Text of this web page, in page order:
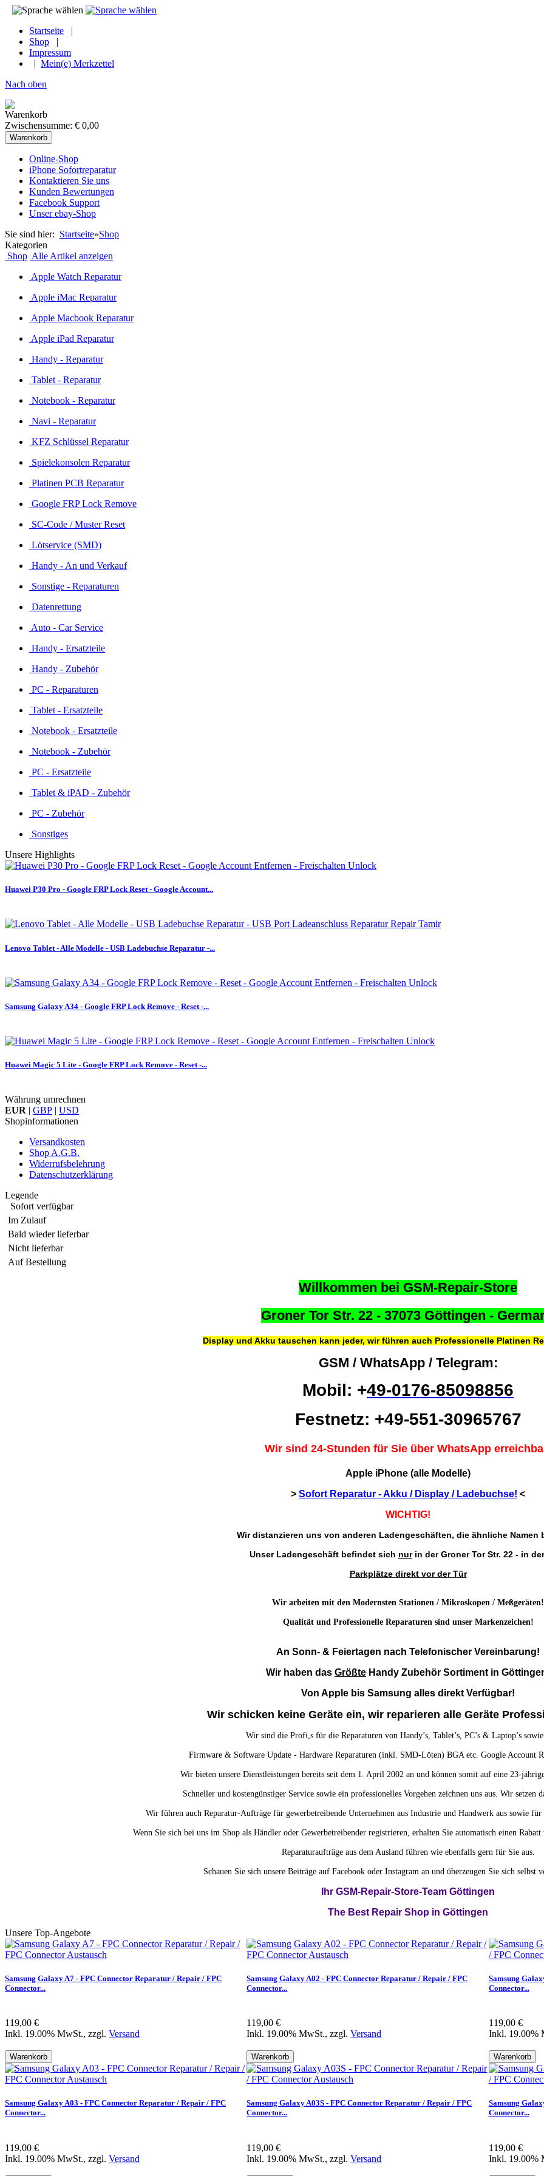
Startseite |
Shop |
Impressum
| Mein(e) Merkzettel
Nach oben
Warenkorb
Zwischensumme: € 0,00
Warenkorb
Online-Shop
iPhone Sofortreparatur
Kontaktieren Sie uns
Kunden Bewertungen
Facebook Support
Unser ebay-Shop
Sie sind hier: Startseite»Shop
Kategorien
Shop Alle Artikel anzeigen
Apple Watch Reparatur
Apple iMac Reparatur
Apple Macbook Reparatur
Apple iPad Reparatur
Handy - Reparatur
Tablet - Reparatur
Notebook - Reparatur
Navi - Reparatur
KFZ Schlüssel Reparatur
Spielekonsolen Reparatur
Platinen PCB Reparatur
Google FRP Lock Remove
SC-Code / Muster Reset
Lötservice (SMD)
Handy - An und Verkauf
Sonstige - Reparaturen
Datenrettung
Auto - Car Service
Handy - Ersatzteile
Handy - Zubehör
PC - Reparaturen
Tablet - Ersatzteile
Notebook - Ersatzteile
Notebook - Zubehör
PC - Ersatzteile
Tablet & iPAD - Zubehör
PC - Zubehör
Sonstiges
Unsere Highlights
Huawei P30 Pro - Google FRP Lock Reset - Google Account...
Lenovo Tablet - Alle Modelle - USB Ladebuchse Reparatur -...
Samsung Galaxy A34 - Google FRP Lock Remove - Reset -...
Huawei Magic 5 Lite - Google FRP Lock Remove - Reset -...
Währung umrechnen
EUR | GBP | USD
Shopinformationen
Versandkosten
Shop A.G.B.
Widerrufsbelehrung
Datenschutzerklärung
Legende
Sofort verfügbar
Im Zulauf
Bald wieder lieferbar
Nicht lieferbar
Auf Bestellung
Willkommen bei GSM-Repair-Store
Groner Tor Str. 22 - 37073 Göttingen -
Display und Akku tauschen kann jeder, wir führen auch Professionelle Platinen
GSM / WhatsApp / Telegram:
Mobil: +49-0176-85098856
Festnetz: +49-551-30965767
Wir sind 24-Stunden für Sie über WhatsApp
Apple iPhone (alle Modelle)
> Sofort Reparatur - Akku / Display / Ladebuchse! <
WICHTIG!
Wir distanzieren uns von anderen Ladengeschäften, die ähnliche Namen
Unser Ladengeschäft befindet sich nurin derGroner Tor Str. 22 - in
Parkplätze direkt vor der Tür
Wir arbeiten mit den Modernsten Stationen / Mikroskopen / Meßgeräten!
Qualität und Professionelle Reparaturen sind unser Markenzeichen!
An Sonn- & Feiertagen nach Telefonischer Vereinbarung!
Wir haben das Größte Handy Zubehör Sortiment in
Von Apple bis Samsung alles direkt Verfügbar!
Wir schicken keine Geräte ein, wir reparieren alle Geräte
Wir sind die Profi,s für die Reparaturen von Handy’s, Tablet’s, PC’s & Laptop’s sowie
Firmware & Software Update - Hardware Reparaturen (inkl. SMD-Löten) BGA etc. Google Account
Wir bieten unsere Dienstleistungen bereits seit dem 1. April 2002 an und können somit auf eine 23-
Schneller und kostengünstiger Service sowie ein professionelles Vorgehen zeichnen uns aus. Wir setzen
Wir führen auch Reparatur-Aufträge für gewerbetreibende Unternehmen aus Industrie und Handwerk aus sowie
Wenn Sie sich bei uns im Shop als Händler oder Gewerbetreibender registrieren, erhalten Sie automatisch einen
Reparaturaufträge aus dem Ausland führen wie ebenfalls gern für Sie aus.
Schauen Sie sich unsere Beiträge auf Facebook oder Instagram an und überzeugen Sie sich selbst
Ihr GSM-Repair-Store-Team Göttingen
The Best Repair Shop in Göttingen
Unsere Top-Angebote
Samsung Galaxy A7 - FPC Connector Reparatur / Repair / FPC
Connector...
119,00 €
Inkl. 19.00% MwSt., zzgl. Versand
Warenkorb
Samsung Galaxy A02 - FPC Connector Reparatur / Repair / FPC
Connector...
119,00 €
Inkl. 19.00% MwSt., zzgl.Versand
Warenkorb
Samsung
Connector...
119,00 €
Inkl. 19.00%
Warenkorb
Samsung Galaxy A03 - FPC Connector Reparatur / Repair / FPC
Connector...
119,00 €
Inkl. 19.00% MwSt., zzgl. Versand
Samsung Galaxy A03S - FPC Connector Reparatur / Repair / FPC
Connector...
119,00 €
Inkl. 19.00% MwSt., zzgl.Versand
Samsung
Connector...
119,00 €
Inkl. 19.00%